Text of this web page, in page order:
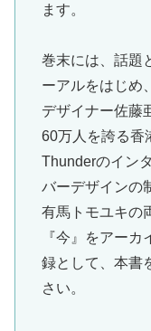
ます。
巻末には、話題
ーアルをはじめ
デザイナー佐藤
60万人を誇る香
Thunderのイン
バーデザインの
有馬トモユキの
『今』をアー
録として、本書
さい。